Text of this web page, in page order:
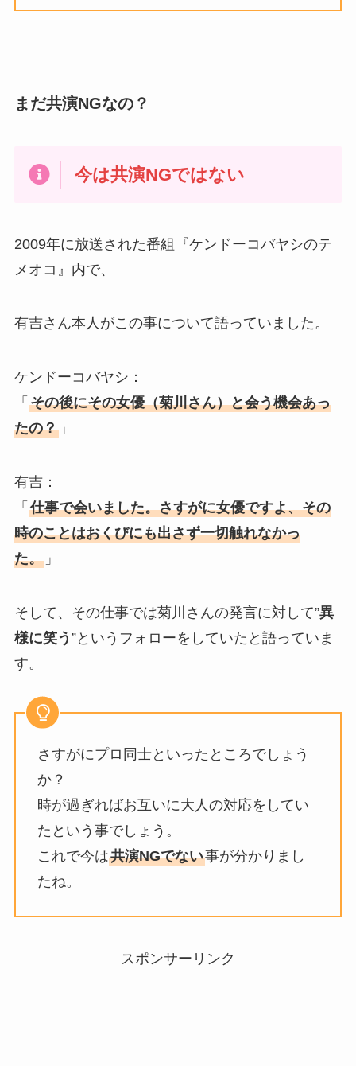
まだ共演NGなの？
今は共演NGではない
2009年に放送された番組『ケンドーコバヤシのテ
メオコ』内で、
有吉さん本人がこの事について語っていました。
ケンドーコバヤシ：
「 その後にその女優（菊川さん）と会う機会あっ
たの？」
有吉：
「 仕事で会いました。さすがに女優ですよ、その
時のことはおくびにも出さず一切触れなかっ
た。」
そして、その仕事では菊川さんの発言に対して”異
様に笑う ”というフォローをしていたと語っていま
す。
さすがにプロ同士といったところでしょう
か？
時が過ぎればお互いに大人の対応をしてい
たという事でしょう。
これで今は共演NGでない事が分かりまし
たね。
スポンサーリンク